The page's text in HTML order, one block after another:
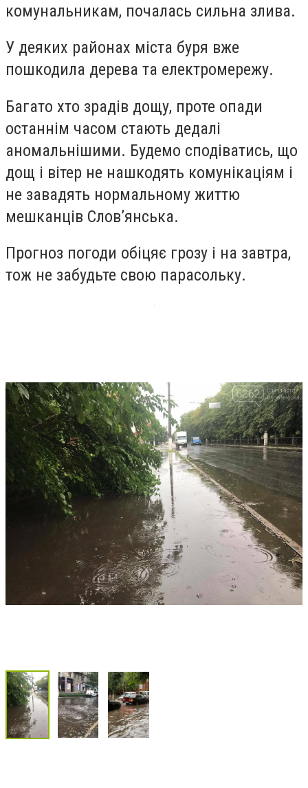
комунальникам, почалась сильна злива.
У деяких районах міста буря вже
пошкодила дерева та електромережу.
Багато хто зрадів дощу, проте опади
останнім часом стають дедалі
аномальнішими. Будемо сподіватись, що
дощ і вітер не нашкодять комунікаціям і
не завадять нормальному життю
мешканців Слов’янська.
Прогноз погоди обіцяє грозу і на завтра,
тож не забудьте свою парасольку.